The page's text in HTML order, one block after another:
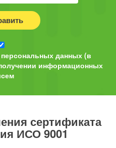
данных (в
информационных
сертификата
ИСО 9001